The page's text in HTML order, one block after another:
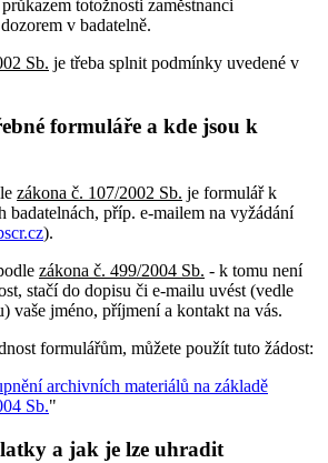
totožnosti zaměstnanci
v badatelně.
Sb. je třeba splnit podmínky uvedené v
formuláře a kde jsou k
zákona č. 107/2002 Sb. je formulář k
badatelnách, příp. e-mailem na vyžádání
).
zákona č. 499/2004 Sb. - k tomu není
stačí do dopisu či e-mailu uvést (vedle
vaše jméno, příjmení a kontakt na vás.
formulářům, můžete použít tuto žádost:
archivních materiálů na základě
Sb."
a jak je lze uhradit